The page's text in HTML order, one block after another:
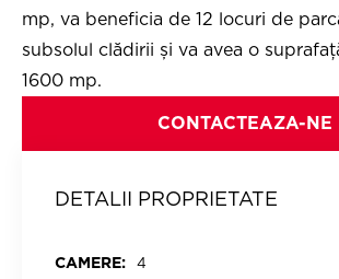
mp, va beneficia de 12 locuri de
subsolul clădirii și va avea o
1600 mp.
CONTACTEAZA-NE
DETALII PROPRIETATE
CAMERE: 4